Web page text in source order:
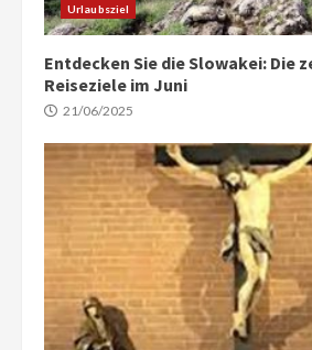
Urlaubsziel
Entdecken Sie die Slowakei: Die
Reiseziele im Juni
21/06/2025